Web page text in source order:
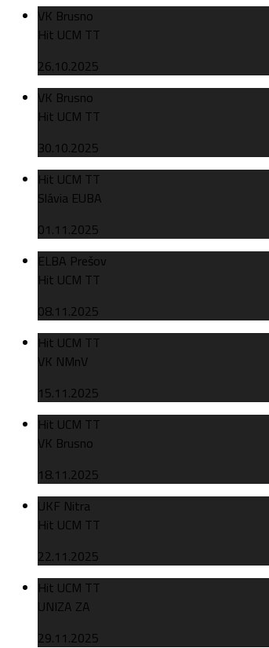
VK Brusno
Hit UCM TT
26.10.2025
VK Brusno
Hit UCM TT
30.10.2025
Hit UCM TT
Slávia EUBA
01.11.2025
ELBA Prešov
Hit UCM TT
08.11.2025
Hit UCM TT
VK NMnV
15.11.2025
Hit UCM TT
VK Brusno
18.11.2025
UKF Nitra
Hit UCM TT
22.11.2025
Hit UCM TT
UNIZA ZA
29.11.2025